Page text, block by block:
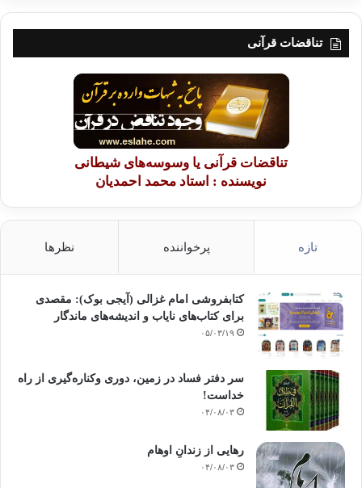
تناقضات قرآنی
تناقضات قرآنی یا وسوسه‌های شیطانی
نویسنده : استاد محمد احمدیان
تازه پرخواننده نظرها
کتابفروشی امام غزالی (آیجی بوک): مقصدی
برای کتاب‌های نایاب و اندیشه‌های ماندگار
۰۵/۰۳/۱۹
سر دفتر فساد در زمین‌، دوری وکناره‌گیری از راه
خداست‌!
۰۴/۰۸/۰۳
رهایی از زندانِ اوهام
۰۴/۰۸/۰۳